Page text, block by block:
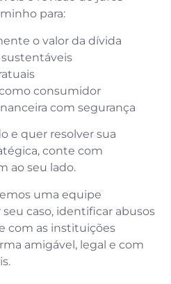
para:
o valor da dívida
consumidor
com segurança
e quer resolver sua
conte com
ao seu lado.
uma equipe
seu caso, identificar abusos
com as instituições
amigável, legal e com